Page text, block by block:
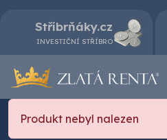
Stříbrňáky.cz
INVESTIČNÍ STŘÍBRO
Produkt nebyl nalezen